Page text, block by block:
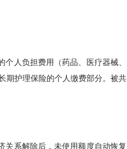
人负担费用（药品、医疗器械、
期护理保险的个人缴费部分。被共
关系解除后，未使用额度自动恢复